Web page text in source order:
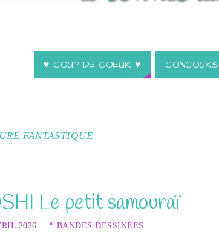
♥ COUP DE COEUR ♥ CONCOURS
FANTASTIQUE
Le petit samouraï
2026 * BANDES DESSINÉES